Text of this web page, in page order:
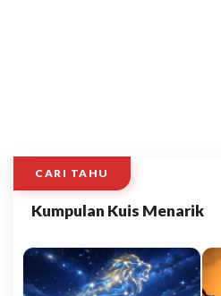
CARI TAHU
Kumpulan Kuis Menarik